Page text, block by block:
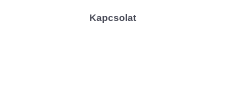
Kapcsolat